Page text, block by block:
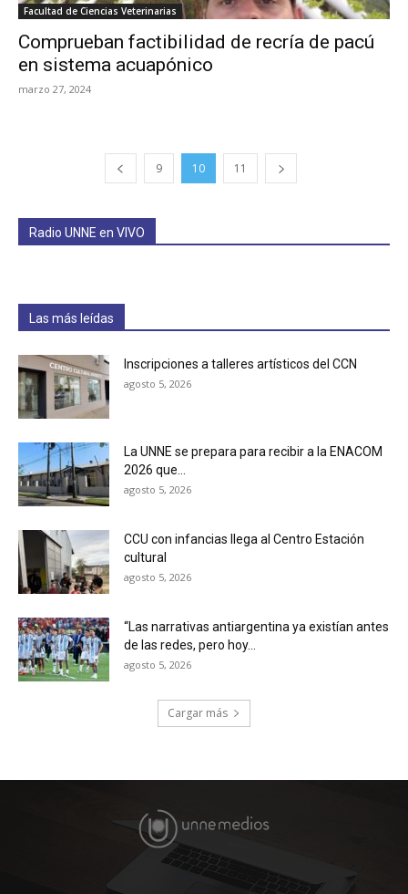
Facultad de Ciencias Veterinarias
Comprueban factibilidad de recría de pacú
en sistema acuapónico
marzo 27, 2024
9 10 11
Radio UNNE en VIVO
Las más leídas
Inscripciones a talleres artísticos del CCN
agosto 5, 2026
La UNNE se prepara para recibir a la ENACOM
2026 que...
agosto 5, 2026
CCU con infancias llega al Centro Estación
cultural
agosto 5, 2026
“Las narrativas antiargentina ya existían antes
de las redes, pero hoy...
agosto 5, 2026
Cargar más